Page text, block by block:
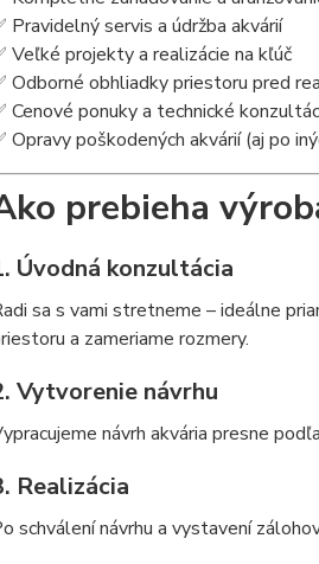
Pravidelný servis a údržba akvárií
Veľké projekty a realizácie na kľúč
Odborné obhliadky priestoru pred
Cenové ponuky a technické
Opravy poškodených akvárií (aj po
prebieha
Úvodná konzultácia
sa s vami stretneme – ideálne
a zameriame rozmery.
Vytvorenie návrhu
návrh akvária presne
Realizácia
schválení návrhu a vystavení